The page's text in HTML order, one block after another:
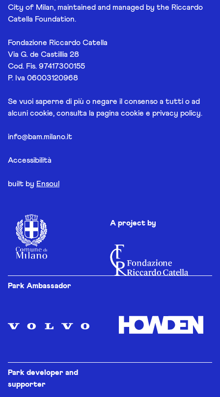
City of Milan, maintained and managed by the Riccardo
Catella Foundation.
Fondazione Riccardo Catella
Via G. de Castillia 28
Cod. Fis. 97417300155
P. Iva 06003120968
Se vuoi saperne di più o negare il consenso a tutti o ad
alcuni cookie, consulta la pagina cookie e privacy policy.
info@bam.milano.it
Accessibilità
built by Ensoul
A project by
Park Ambassador
Park developer and
supporter